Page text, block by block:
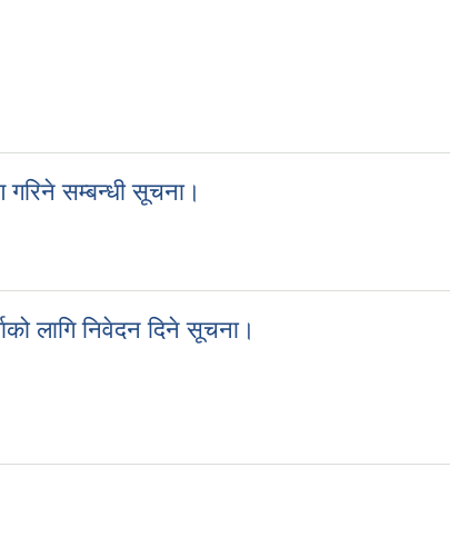
गरिने सम्बन्धी सूचना।
लागि निवेदन दिने सूचना।